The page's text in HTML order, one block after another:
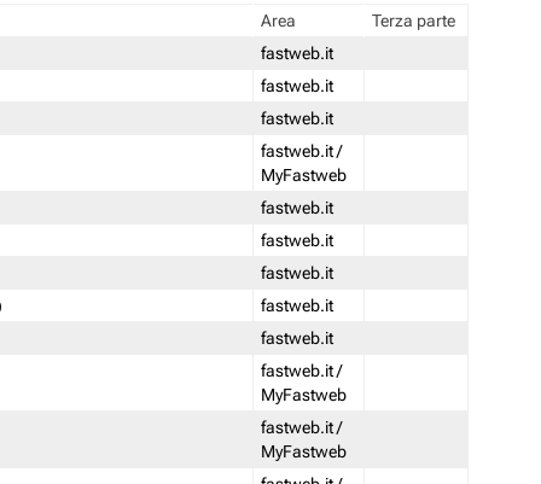
Area
Terza parte
fastweb.it
fastweb.it
fastweb.it
fastweb.it /
MyFastweb
fastweb.it
fastweb.it
fastweb.it
fastweb.it
fastweb.it
fastweb.it /
MyFastweb
fastweb.it /
MyFastweb